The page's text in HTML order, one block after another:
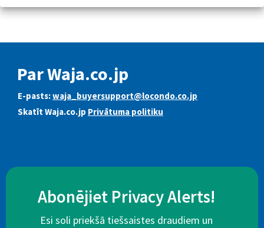
Par Waja.co.jp
E-pasts:waja_buyersupport@locondo.co.jp
Skatīt Waja.co.jp Privātuma politiku
Abonējiet Privacy Alerts!
Esi soli priekšā tiešsaistes draudiem un